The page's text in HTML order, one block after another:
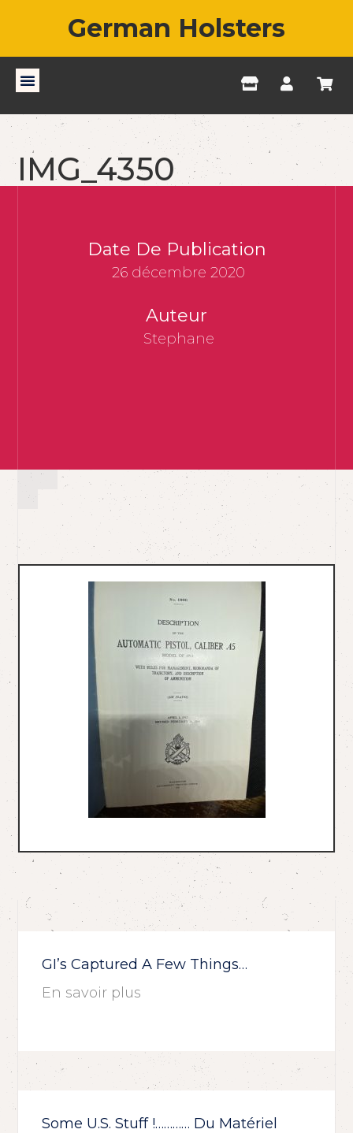
German Holsters
IMG_4350
Date De Publication
26 décembre 2020
Auteur
Stephane
GI’s Captured A Few Things…
En savoir plus
Some U.S. Stuff !………… Du Matériel